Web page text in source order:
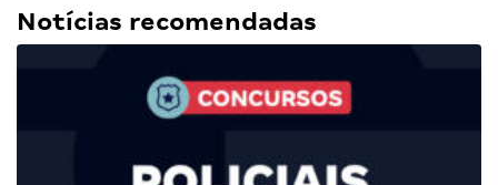
Notícias recomendadas